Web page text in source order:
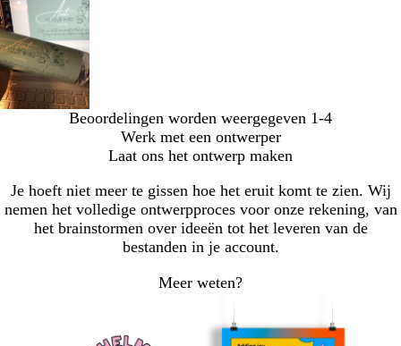
Beoordelingen worden weergegeven 1-4
Werk met een ontwerper
Laat ons het ontwerp maken
Je hoeft niet meer te gissen hoe het eruit komt te zien. Wij
nemen het volledige ontwerpproces voor onze rekening, van
het brainstormen over ideeën tot het leveren van de
bestanden in je account.
Meer weten?